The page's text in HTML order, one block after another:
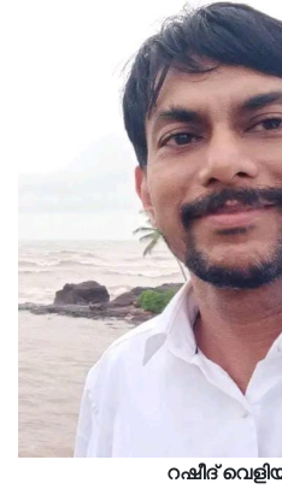
റഷീദ്